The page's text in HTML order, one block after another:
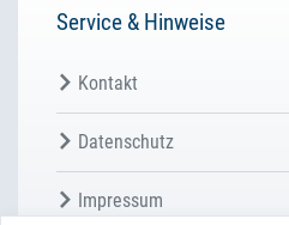
Service & Hinweise
Kontakt
Datenschutz
Impressum